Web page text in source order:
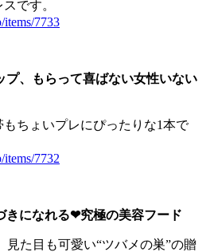
です。
7733
プ、もらって喜ばない女性いない
ちょいプレにぴったりな1本で
7732
きになれる❤︎究極の美容フード
見た目も可愛い“ツバメの巣”の贈